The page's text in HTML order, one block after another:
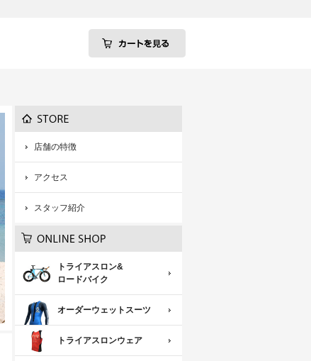
店舗の特徴
アクセス
スタッフ紹介
トライアスロン&
ロードバイク
オーダーウェットスーツ
トライアスロンウェア